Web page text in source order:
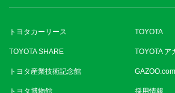
トヨタカーリース TOYOTA
TOYOTA SHARE TOYOTA ア
トヨタ産業技術記念館 GAZOO.com
トヨタ博物館 採用情報